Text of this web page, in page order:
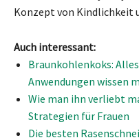
Konzept von Kindlichkeit
Auch interessant:
Braunkohlenkoks:
Anwendungen wissen
Wie man ihn verliebt
Strategien für Frauen
Die besten